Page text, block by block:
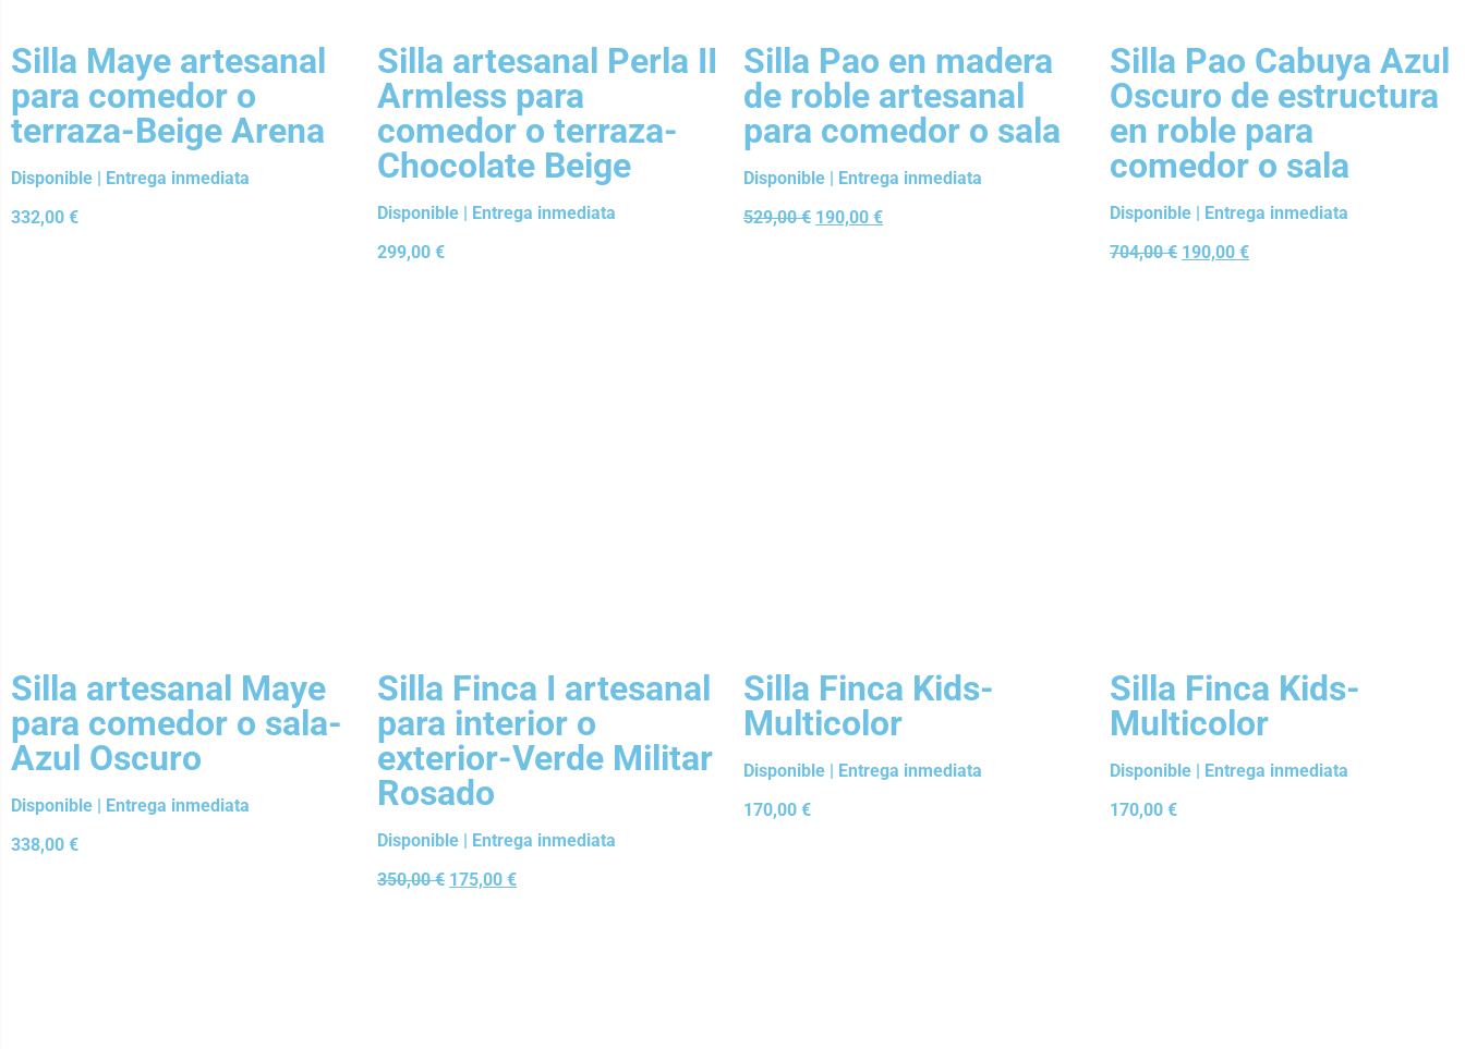
Silla Maye artesanal
para comedor o
terraza-Beige Arena
Disponible | Entrega inmediata
332,00 €
Silla artesanal Perla II
Armless para
comedor o terraza-
Chocolate Beige
Disponible | Entrega inmediata
299,00 €
Silla Pao en madera
de roble artesanal
para comedor o sala
Disponible | Entrega inmediata
529,00€ 190,00 €
Silla Pao Cabuya Azul
Oscuro de estructura
en roble para
comedor o sala
Disponible | Entrega inmediata
704,00€ 190,00 €
Silla artesanal Maye
para comedor o sala-
Azul Oscuro
Disponible | Entrega inmediata
338,00 €
Silla Finca I artesanal
para interior o
exterior-Verde Militar
Rosado
Disponible | Entrega inmediata
350,00€ 175,00 €
Silla Finca Kids-
Multicolor
Disponible | Entrega inmediata
170,00 €
Silla Finca Kids-
Multicolor
Disponible | Entrega inmediata
170,00 €